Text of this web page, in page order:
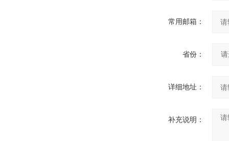
常用邮箱：
省份：
详细地址：
补充说明：